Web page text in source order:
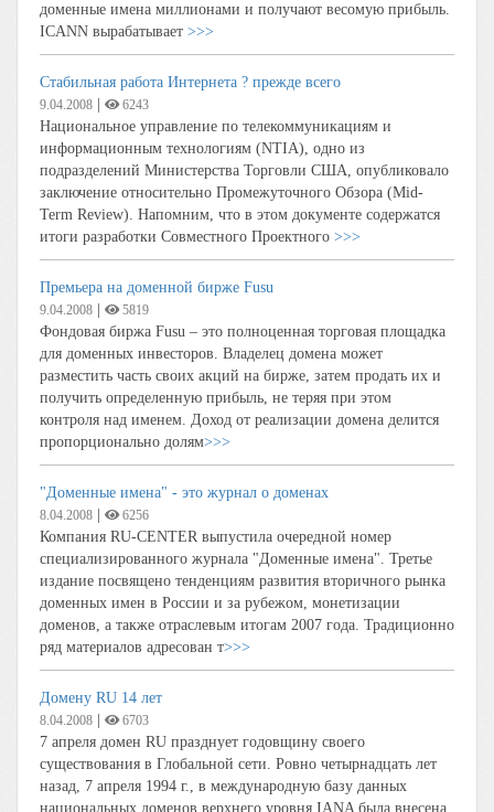
доменные имена миллионами и получают весомую прибыль.
ICANN вырабатывает >>>
Стабильная работа Интернета ? прежде всего
9.04.2008 6243
Национальное управление по телекоммуникациям и
информационным технологиям (NTIA), одно из
подразделений Министерства Торговли США, опубликовало
заключение относительно Промежуточного Обзора (Mid-
Term Review). Напомним, что в этом документе содержатся
итоги разработки Совместного Проектного >>>
Премьера на доменной бирже Fusu
9.04.2008 5819
Фондовая биржа Fusu – это полноценная торговая площадка
для доменных инвесторов. Владелец домена может
разместить часть своих акций на бирже, затем продать их и
получить определенную прибыль, не теряя при этом
контроля над именем. Доход от реализации домена делится
пропорционально долям>>>
"Доменные имена" - это журнал о доменах
8.04.2008 6256
Компания RU-CENTER выпустила очередной номер
специализированного журнала "Доменные имена". Третье
издание посвящено тенденциям развития вторичного рынка
доменных имен в России и за рубежом, монетизации
доменов, а также отраслевым итогам 2007 года. Традиционно
ряд материалов адресован т>>>
Домену RU 14 лет
8.04.2008 6703
7 апреля домен RU празднует годовщину своего
существования в Глобальной сети. Ровно четырнадцать лет
назад, 7 апреля 1994 г., в международную базу данных
национальных доменов верхнего уровня IANA была внесена